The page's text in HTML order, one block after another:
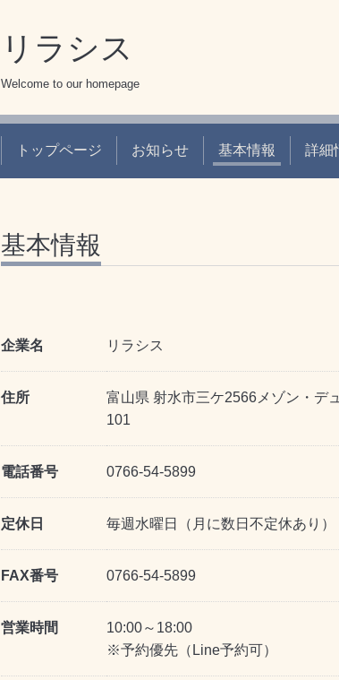
リラシス
Welcome to our homepage
トップページ お知らせ 基本情報 詳細
基本情報
企業名 リラシス
住所
富山県 射水市三ケ2566メゾン・デ
101
電話番号 0766-54-5899
定休日 毎週水曜日（月に数日不定休あり）
FAX番号 0766-54-5899
営業時間
10:00～18:00
※予約優先（Line予約可）